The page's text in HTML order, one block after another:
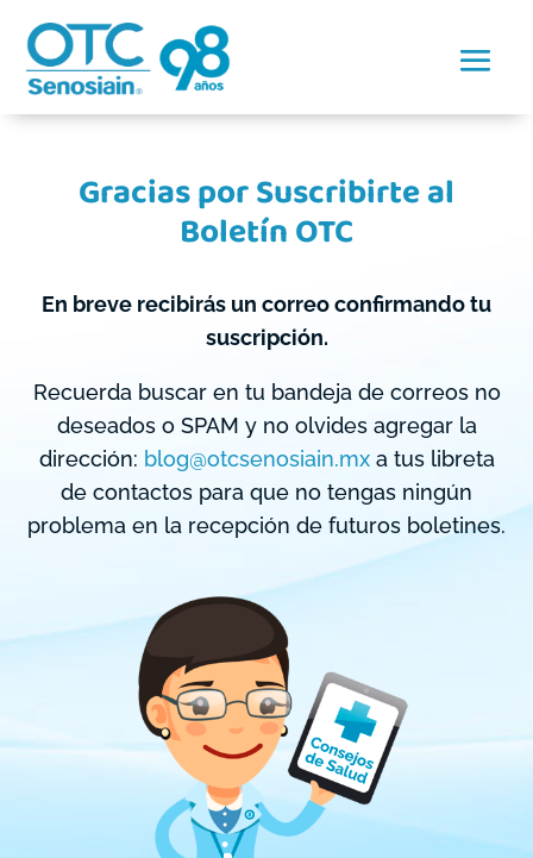
Gracias por Suscribirte al
Boletín OTC
En breve recibirás un correo confirmando tu
suscripción.
Recuerda buscar en tu bandeja de correos no
deseados o SPAM y no olvides agregar la
dirección: blog@otcsenosiain.mxa tus libreta
de contactos para que no tengas ningún
problema en la recepción de futuros boletines.